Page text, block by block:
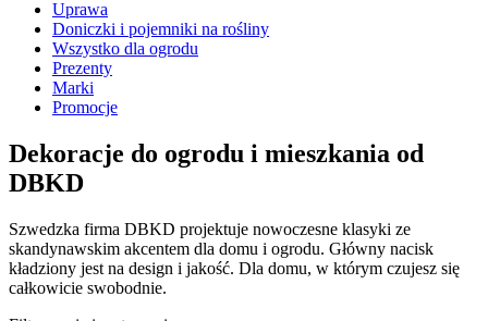
Uprawa
Doniczki i pojemniki na rośliny
Wszystko dla ogrodu
Prezenty
Marki
Promocje
Dekoracje do ogrodu i mieszkania od
DBKD
Szwedzka firma DBKD projektuje nowoczesne klasyki ze
skandynawskim akcentem dla domu i ogrodu. Główny nacisk
kładziony jest na design i jakość. Dla domu, w którym czujesz się
całkowicie swobodnie.